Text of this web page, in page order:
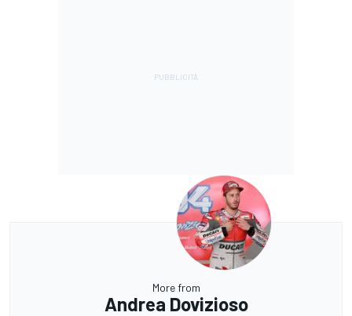
More from
Andrea Dovizioso